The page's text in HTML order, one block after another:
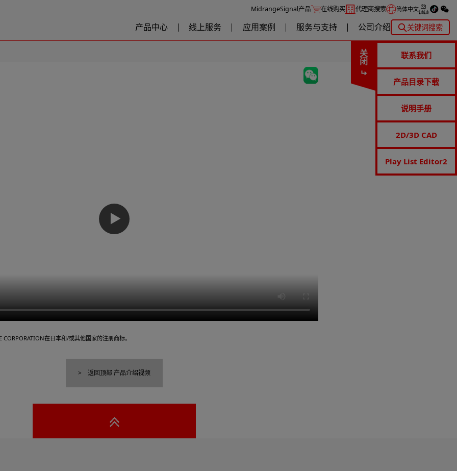
MidrangeSignal产品 在线购买 代理商搜索 简体中文
产品中心 线上服务 应用案例 服务与支持 公司介绍 关键词搜索
关闭 联系我们
产品目录下载
说明手册
2D/3D CAD
Play List Editor2
▶
CORPORATION在日本和/或其他国家的注册商标。
返回顶部 产品介绍视频